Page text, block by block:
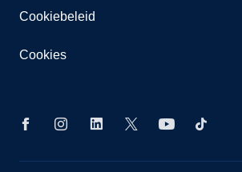
Cookiebeleid
Cookies